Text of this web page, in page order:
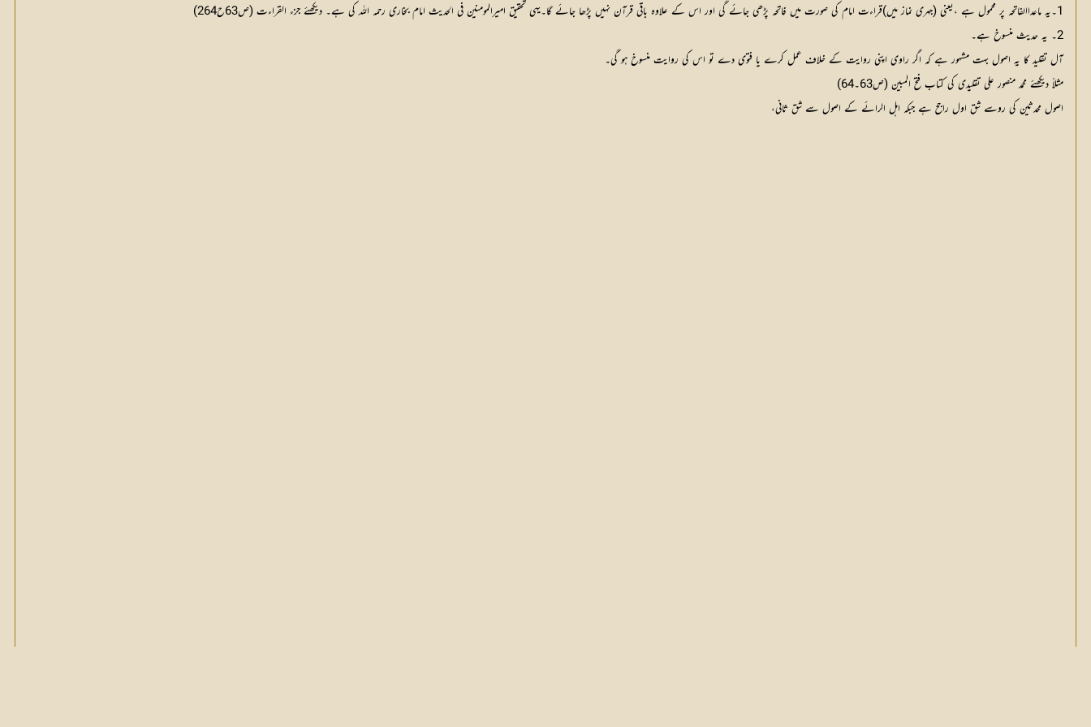
1۔یہ ماعداالفاتحہ پر محمول ہے ،یعنی (جہری نماز میں)قراءت امام کی صورت میں فاتحہ پڑھی جائے گی اور اس کے علاوہ باقی قرآن نہیں پڑھا جائے گا۔یہی تحقیق امیرالمومنین فی الحدیث امام بخاری رحمہ اللہ کی ہے۔ دیکھئے جزء القراءت (ص63ح264)
2۔ یہ حدیث منسوخ ہے۔
آل تقلید کا یہ اصول بہت مشہور ہے کہ اگر راوی اپنی روایت کے خلاف عمل کرے یا فتوی دے تو اس کی روایت منسوخ ہو گی۔
مثلاً دیکھئے محمد منصور علی تقلیدی کی کتاب فتح المبین (ص63۔64)
اصول محدثین کی روسے شق اول راجح ہے جبکہ اہل الرائے کے اصول سے شق ثانی،